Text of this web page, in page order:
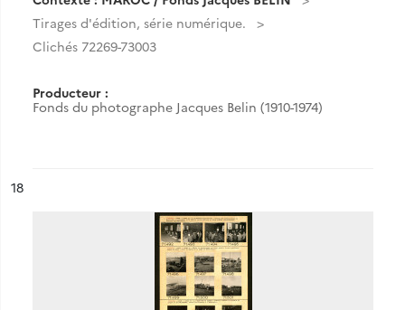
Tirages d'édition, série numérique.
Clichés 72269-73003
Producteur :
Fonds du photographe Jacques Belin (1910-1974)
n°
18